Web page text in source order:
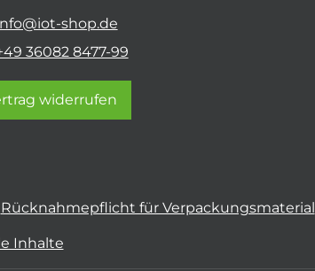
shop.de
36082 8477-99
widerrufen
Rücknahmepflicht für Verpackungsmaterial
Inhalte